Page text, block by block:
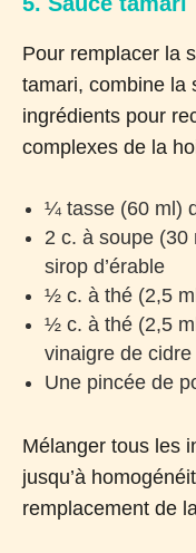
Pour remplacer la
tamari, combine la
ingrédients pour
complexes de la
¼ tasse (60 ml)
2 c. à soupe (30
sirop d’érable
½ c. à thé (2,5
½ c. à thé (2,5
vinaigre de cidre
Une pincée de
Mélanger tous les
jusqu’à
remplacement de